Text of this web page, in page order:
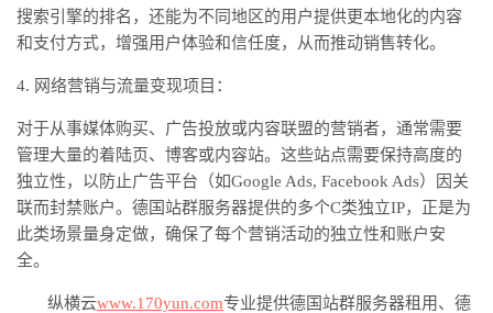
搜索引擎的排名，还能为不同地区的用户提供更本地化的内容
和支付方式，增强用户体验和信任度，从而推动销售转化。
4. 网络营销与流量变现项目：
对于从事媒体购买、广告投放或内容联盟的营销者，通常需要
管理大量的着陆页、博客或内容站。这些站点需要保持高度的
独立性，以防止广告平台（如Google Ads, Facebook Ads）因关
联而封禁账户。德国站群服务器提供的多个C类独立IP，正是为
此类场景量身定做，确保了每个营销活动的独立性和账户安
全。
纵横云www.170yun.com专业提供德国站群服务器租用、德